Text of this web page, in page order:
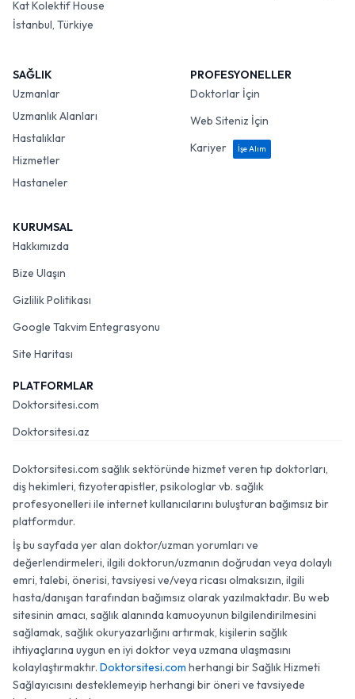
Kat Kolektif House
İstanbul, Türkiye
SAĞLIK
Uzmanlar
Uzmanlık Alanları
Hastalıklar
Hizmetler
Hastaneler
PROFESYONELLER
Doktorlar İçin
Web Siteniz İçin
Kariyer
İşe Alım
KURUMSAL
Hakkımızda
Bize Ulaşın
Gizlilik Politikası
Google Takvim Entegrasyonu
Site Haritası
PLATFORMLAR
Doktorsitesi.com
Doktorsitesi.az
Doktorsitesi.com sağlık sektöründe hizmet veren tıp doktorları,
diş hekimleri, fizyoterapistler, psikologlar vb. sağlık
profesyonelleri ile internet kullanıcılarını buluşturan bağımsız bir
platformdur.
İş bu sayfada yer alan doktor/uzman yorumları ve
değerlendirmeleri, ilgili doktorun/uzmanın doğrudan veya dolaylı
emri, talebi, önerisi, tavsiyesi ve/veya ricası olmaksızın, ilgili
hasta/danışan tarafından bağımsız olarak yazılmaktadır. Bu web
sitesinin amacı, sağlık alanında kamuoyunun bilgilendirilmesini
sağlamak, sağlık okuryazarlığını artırmak, kişilerin sağlık
ihtiyaçlarına uygun en iyi doktor veya uzmana ulaşmasını
kolaylaştırmaktır. Doktorsitesi.com herhangi bir Sağlık Hizmeti
Sağlayıcısını desteklemeyip herhangi bir öneri ve tavsiyede